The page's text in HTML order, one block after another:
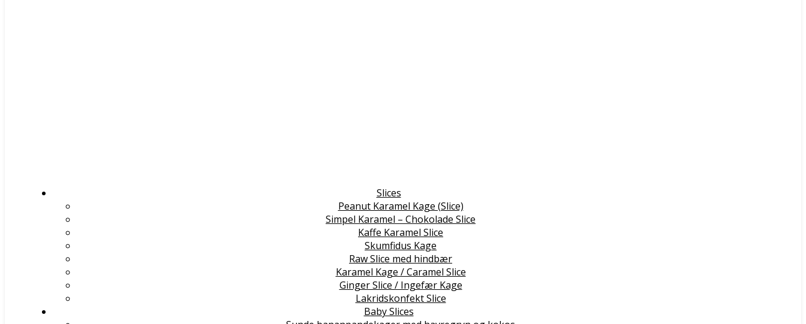
Slices
Peanut Karamel Kage (Slice)
Simpel Karamel – Chokolade Slice
Kaffe Karamel Slice
Skumfidus Kage
Raw Slice med hindbær
Karamel Kage / Caramel Slice
Ginger Slice / Ingefær Kage
Lakridskonfekt Slice
Baby Slices